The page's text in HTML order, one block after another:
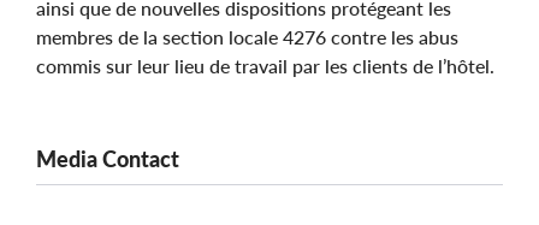
ainsi que de nouvelles dispositions protégeant les
membres de la section locale 4276 contre les abus
commis sur leur lieu de travail par les clients de l’hôtel.
Media Contact